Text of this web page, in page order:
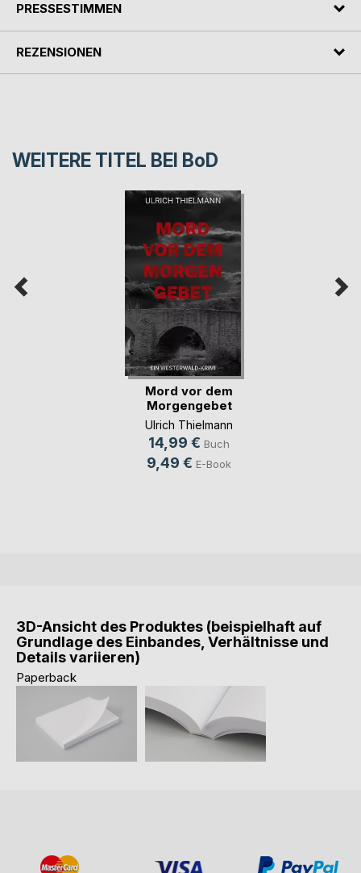
PRESSESTIMMEN
REZENSIONEN
WEITERE TITEL BEI BoD
Mord vor dem
Morgengebet
Ulrich Thielmann
14,99 € Buch
9,49 € E-Book
3D-Ansicht des Produktes (beispielhaft auf
Grundlage des Einbandes, Verhältnisse und
Details variieren)
Paperback